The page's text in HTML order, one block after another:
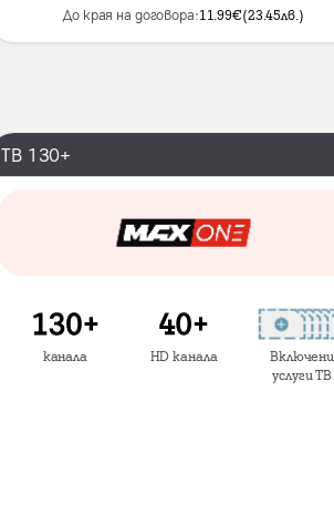
До края на договора:11.99€(23.45лв. )
ТВ 130+
канала HD канала Включени
услуги ТВ